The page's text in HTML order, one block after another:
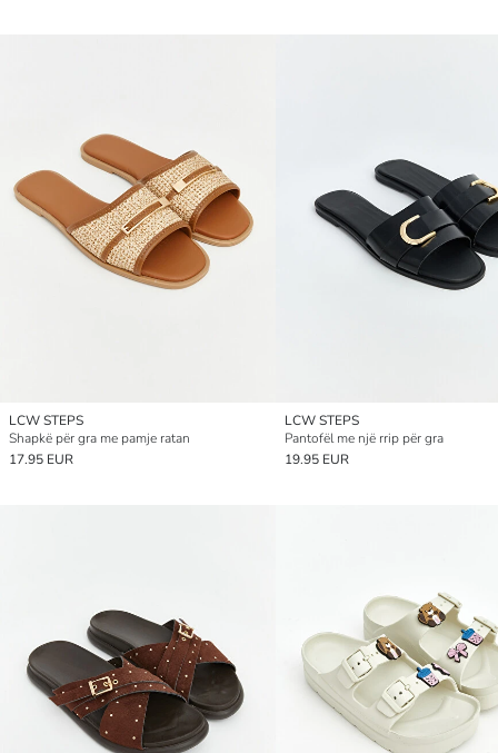
LCW STEPS
Shapkë për gra me pamje ratan
17.95 EUR
LCW STEPS
Pantofël me një rrip për gra
19.95 EUR